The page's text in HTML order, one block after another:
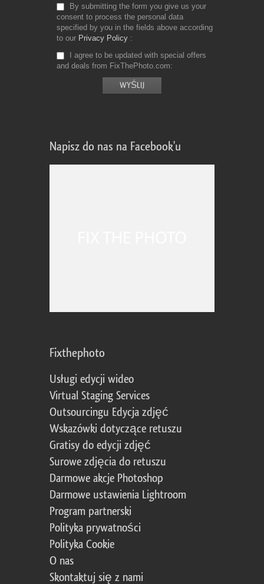
By submitting the form you give us your
consent to process the personal data
specified by you in the fields above according
to our Privacy Policy
I agree to be updated with special offers
and deals from FixThePhoto.com
Napisz do nas na Facebook'u
Fixthephoto
Usługi edycji wideo
Virtual Staging Services
Outsourcingu Edycja zdjęć
Wskazówki dotyczące retuszu
Gratisy do edycji zdjęć
Surowe zdjęcia do retuszu
Darmowe akcje Photoshop
Darmowe ustawienia Lightroom
Program partnerski
Polityka prywatności
Polityka Cookie
O nas
Skontaktuj się z nami